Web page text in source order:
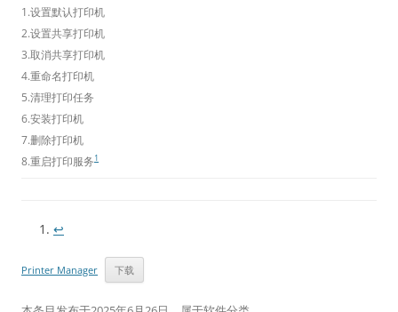
1.设置默认打印机
2.设置共享打印机
3.取消共享打印机
4.重命名打印机
5.清理打印任务
6.安装打印机
7.删除打印机
8.重启打印服务1
↩︎
Printer Manager 下载